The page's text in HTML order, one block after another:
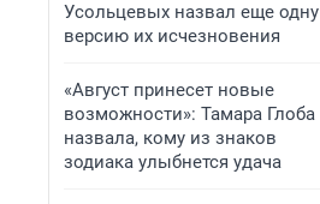
Усольцевых назвал еще одну
версию их исчезновения
«Август принесет новые
возможности»: Тамара Глоба
назвала, кому из знаков
зодиака улыбнется удача